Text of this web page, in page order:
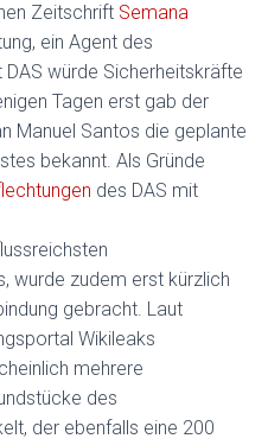
Zeitschrift Semana
ein Agent des
würde Sicherheitskräfte
Tagen erst gab der
Manuel Santos die geplante
bekannt. Als Gründe
des DAS mit
wurde zudem erst kürzlich
gebracht. Laut
Wikileaks
mehrere
des
der ebenfalls eine 200